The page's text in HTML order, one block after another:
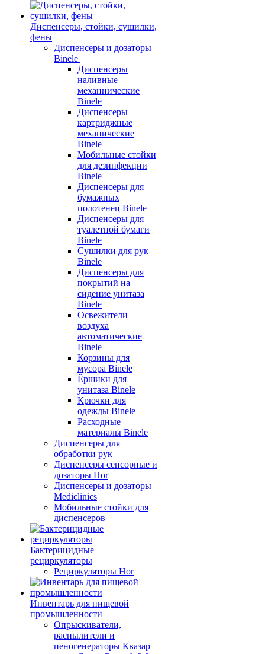
Диспенсеры, стойки, сушилки,
фены
Диспенсеры и дозаторы
Binele
Диспенсеры
наливные
механнические
Binele
Диспенсеры
картриджные
механические
Binele
Мобильные стойки
для дезинфекции
Binele
Диспенсеры для
бумажных
полотенец Binele
Диспенсеры для
туалетной бумаги
Binele
Сушилки для рук
Binele
Диспенсеры для
покрытий на
сидение унитаза
Binele
Освежители
воздуха
автоматические
Binele
Корзины для
мусора Binele
Ёршики для
унитаза Binele
Крючки для
одежды Binele
Расходные
материалы Binele
Диспенсеры для
обработки рук
Диспенсеры сенсорные и
дозаторы Hor
Диспенсеры и дозаторы
Mediclinics
Мобильные стойки для
диспенсеров
Бактерицидные
рециркуляторы
Рециркуляторы Hor
Инвентарь для пищевой
промышленности
Опрыскиватели,
распылители и
пеногенераторы Квазар